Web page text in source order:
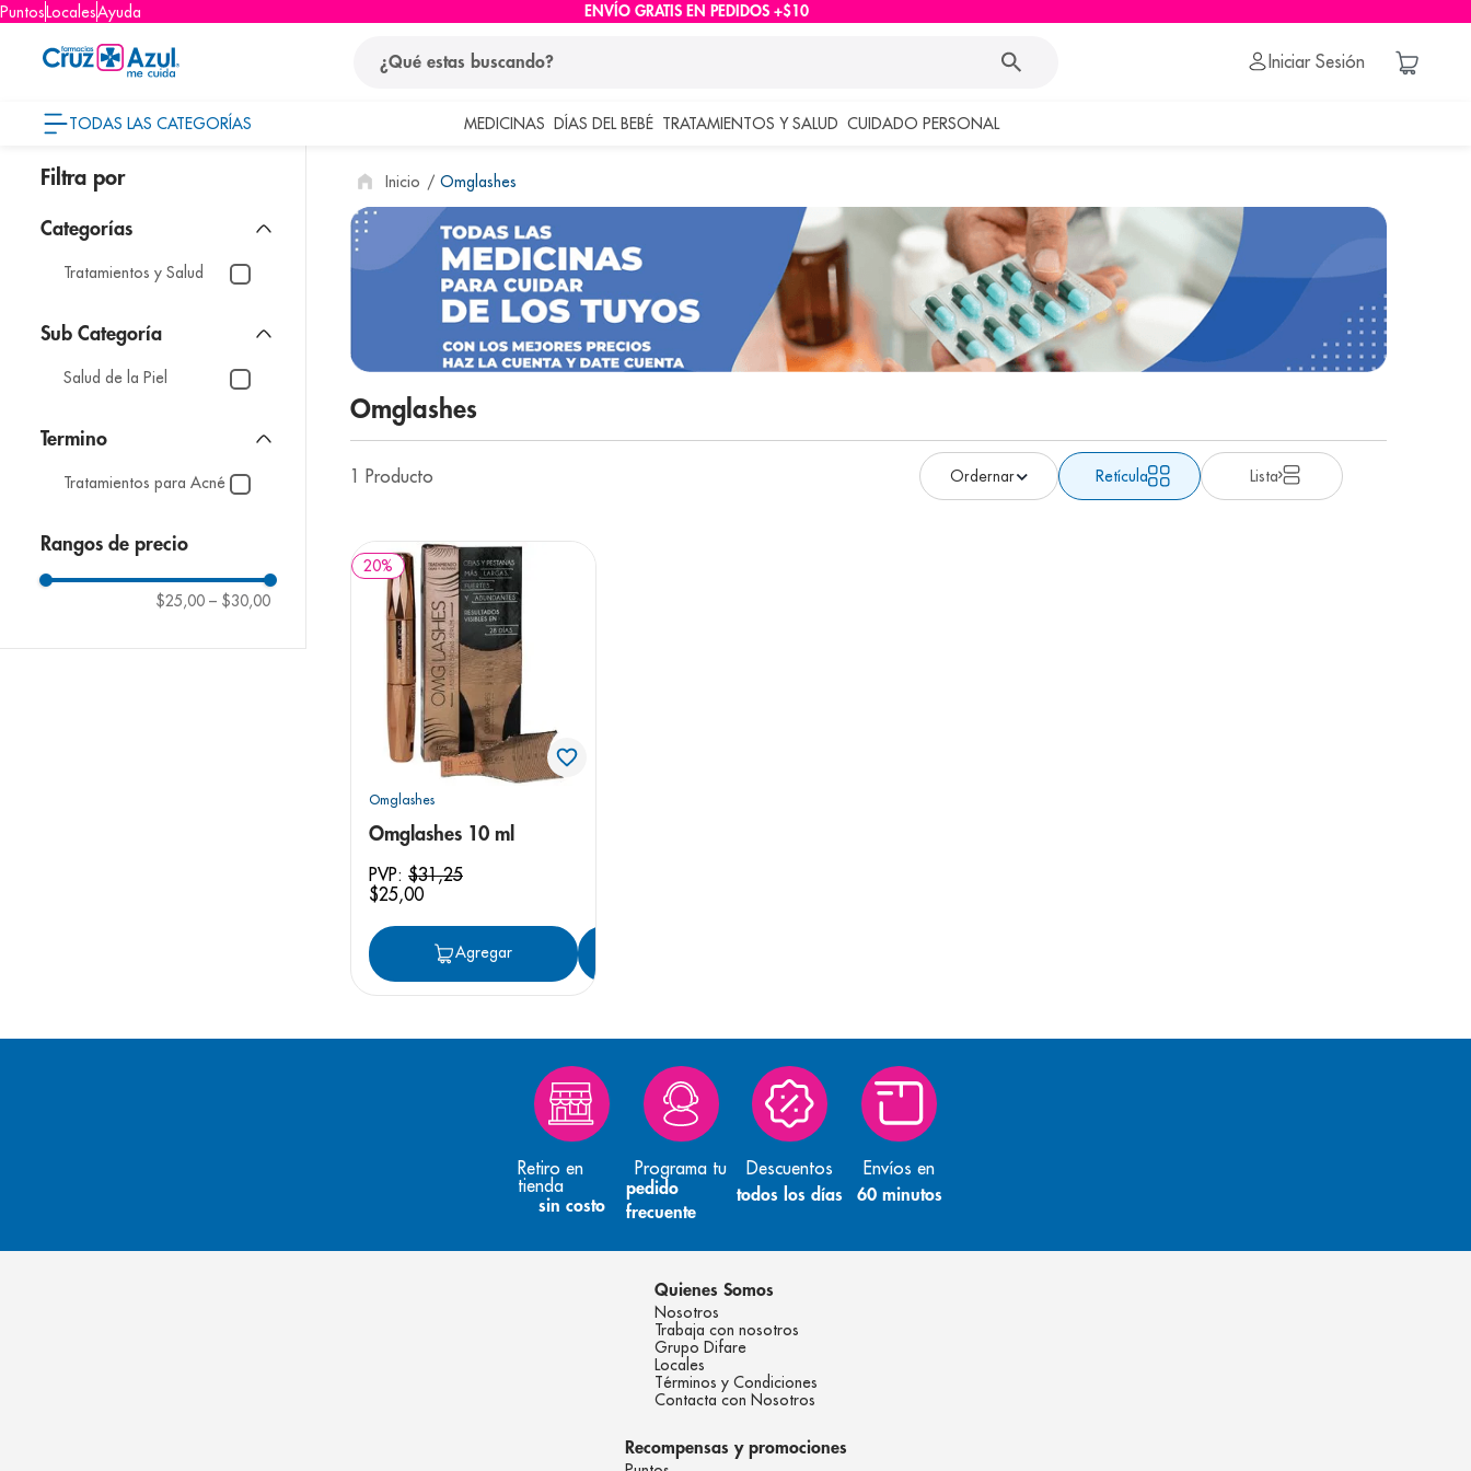
PuntosLocalesAyuda ENVÍO GRATIS EN PEDIDOS +$10
Iniciar Sesión
TODAS LAS CATEGORÍAS MEDICINAS DÍAS DEL BEBÉ TRATAMIENTOS Y SALUD CUIDADO PERSONAL
Tratamientos y Salud
Salud de la Piel
Tratamientos para Acné
Rangos de precio
$25,00 – $30,00
Omglashes
Omglashes
1 Producto Retícula Lista
20%
Omglashes
Omglashes 10 ml
PVP: $31,25
$25,00
Agregar
Retiro en
tienda
sin costo
Programa tu
pedido
frecuente
Descuentos
todos los días
Envíos en
60 minutos
Quienes Somos
Nosotros
Trabaja con nosotros
Grupo Difare
Locales
Términos y Condiciones
Contacta con Nosotros
Recompensas y promociones
términos más buscados
1. protector solar
pañales
3 eucerin
cerave
nivea
7. bioderma